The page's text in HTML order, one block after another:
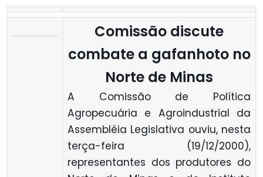
Comissão discute
combate a gafanhoto no
Norte de Minas
A Comissão de Política
Agropecuária e Agroindustrial da
Assembléia Legislativa ouviu, nesta
terça-feira (19/12/2000),
representantes dos produtores do